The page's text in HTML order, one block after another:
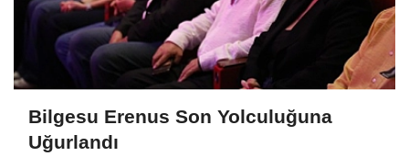
Bilgesu Erenus Son Yolculuğuna
Uğurlandı